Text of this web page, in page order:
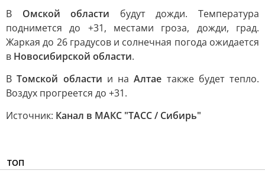
В Омской области будут дожди. Температура
поднимется до +31, местами гроза, дожди, град.
Жаркая до 26 градусов и солнечная погода ожидается
в Новосибирской области.
ВТомской области и наАлтае также будет тепло.
Воздух прогреется до +31.
Источник: Канал в МАКС "ТАСС / Сибирь"
ТОП